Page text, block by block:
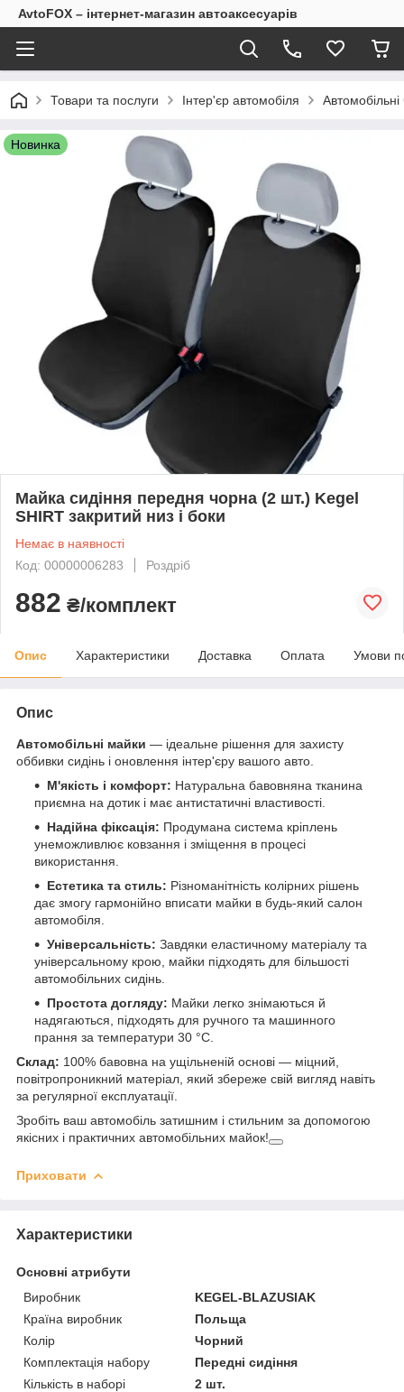
AvtoFOX – інтернет-магазин автоаксесуарів
Товари та послуги Інтер'єр автомобіля
Новинка
Майка сидіння передня чорна (2 шт.) Kegel
SHIRT закритий низ і боки
Немає в наявності
Код: 00000006283
Роздріб
882 ₴/комплект
Опис Характеристики Доставка Оплата Умови
Опис
Автомобільні майки — ідеальне рішення для захисту
оббивки сидінь і оновлення інтер'єру вашого авто.
М'якість і комфорт: Натуральна бавовняна тканина
приємна на дотик і має антистатичні властивості.
Надійна фіксація: Продумана система кріплень
унеможливлює ковзання і зміщення в процесі
використання.
Естетика та стиль: Різноманітність колірних рішень
дає змогу гармонійно вписати майки в будь-який салон
автомобіля.
Універсальність: Завдяки еластичному матеріалу та
універсальному крою, майки підходять для більшості
автомобільних сидінь.
Простота догляду: Майки легко знімаються й
надягаються, підходять для ручного та машинного
прання за температури 30 °C.
Склад: 100% бавовна на ущільненій основі — міцний,
повітропроникний матеріал, який збереже свій вигляд навіть
за регулярної експлуатації.
Зробіть ваш автомобіль затишним і стильним за допомогою
якісних і практичних автомобільних майок!
Приховати
Характеристики
Основні атрибути
Виробник
KEGEL-BLAZUSIAK
Країна виробник
Польща
Колір
Чорний
Комплектація набору
Передні сидіння
Кількість в наборі
2 шт.